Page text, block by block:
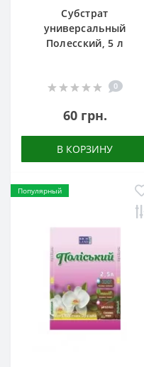
Субстрат
универсальный
Полесский, 5 л
0
60 грн.
В КОРЗИНУ
Популярный